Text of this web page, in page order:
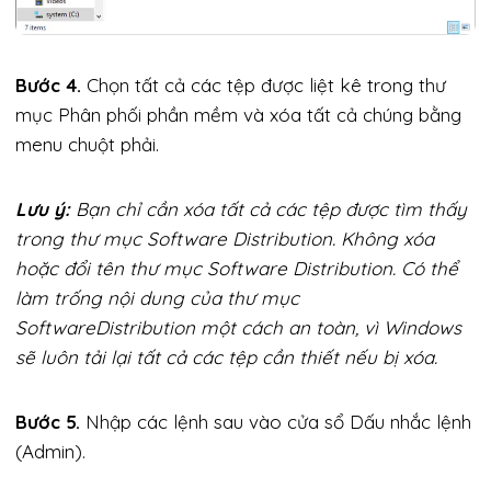
Bước 4. Chọn tất cả các tệp được liệt kê trong thư
mục Phân phối phần mềm và xóa tất cả chúng bằng
menu chuột phải.
Lưu ý:Bạn chỉ cần xóa tất cả các tệp được tìm thấy
trong thư mục Software Distribution. Không xóa
hoặc đổi tên thư mục Software Distribution. Có thể
làm trống nội dung của thư mục
SoftwareDistribution một cách an toàn, vì Windows
sẽ luôn tải lại tất cả các tệp cần thiết nếu bị xóa.
Bước 5. Nhập các lệnh sau vào cửa sổ Dấu nhắc lệnh
(Admin).